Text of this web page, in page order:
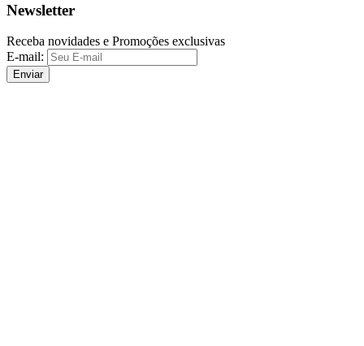
Newsletter
Receba novidades e Promoções exclusivas
E-mail:
Enviar